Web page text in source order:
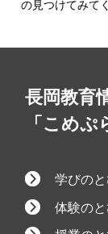
の見つけてみて
長岡教育
「こめぷ
学びのと
体験のと